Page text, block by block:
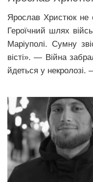
Ярослав Христюк не
Героїчний шлях
Маріуполі. Сумну
вісті». — Війна
йдеться у